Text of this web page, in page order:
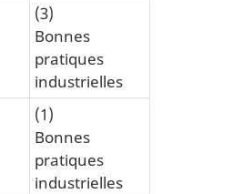
(3)
Bonnes
pratiques
industrielles
(1)
Bonnes
pratiques
industrielles